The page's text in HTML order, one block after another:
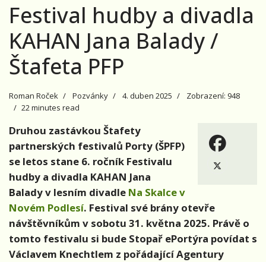
Festival hudby a divadla
KAHAN Jana Balady /
Štafeta PFP
Roman Roček Pozvánky 4. duben 2025
Zobrazení: 948
22 minutes read
Druhou zastávkou Štafety
partnerských festivalů Porty (ŠPFP)
se letos stane 6. ročník Festivalu
hudby a divadla KAHAN Jana
Balady v lesním divadle Na Skalce v
Novém Podlesí. Festival své brány otevře
návštěvníkům v sobotu 31. května 2025. Právě o
tomto festivalu si bude Stopař ePortýra povídat s
Václavem Knechtlem z pořádající Agentury